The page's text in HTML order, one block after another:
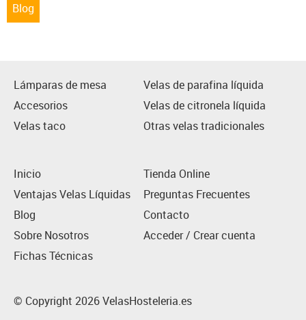
Blog
Lámparas de mesa
Velas de parafina líquida
Accesorios
Velas de citronela líquida
Velas taco
Otras velas tradicionales
Inicio
Tienda Online
Ventajas Velas Líquidas
Preguntas Frecuentes
Blog
Contacto
Sobre Nosotros
Acceder / Crear cuenta
Fichas Técnicas
© Copyright 2026 VelasHosteleria.es